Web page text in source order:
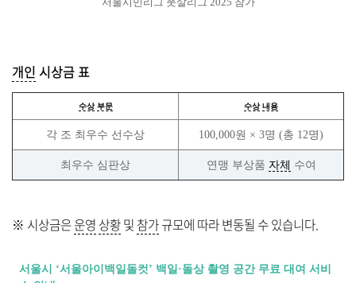
개인 시상금 표
수상 부문 수상 내용
각 조 최우수 선수상 100,000원 × 3명 (총 12명)
최우수 심판상 연맹 부상품 자체 수여
※ 시상금은운영 상황및 참가규모에 따라 변동될 수 있습니다.
서울시 ‘서울아이백일돌컷’ 백일·돌상 촬영 공간 무료 대여 서비